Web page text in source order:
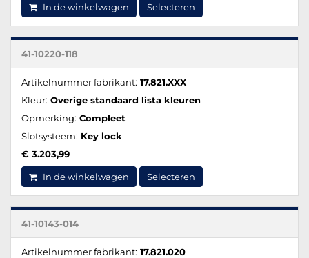
In de winkelwagen Selecteren
41-10220-118
Artikelnummer fabrikant: 17.821.XXX
Kleur: Overige standaard lista kleuren
Opmerking: Compleet
Slotsysteem: Key lock
€ 3.203,99
In de winkelwagen Selecteren
41-10143-014
Artikelnummer fabrikant: 17.821.020